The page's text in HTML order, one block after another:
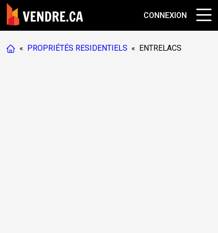
CONNEXION
« PROPRIÉTÉS RESIDENTIELS « ENTRELACS